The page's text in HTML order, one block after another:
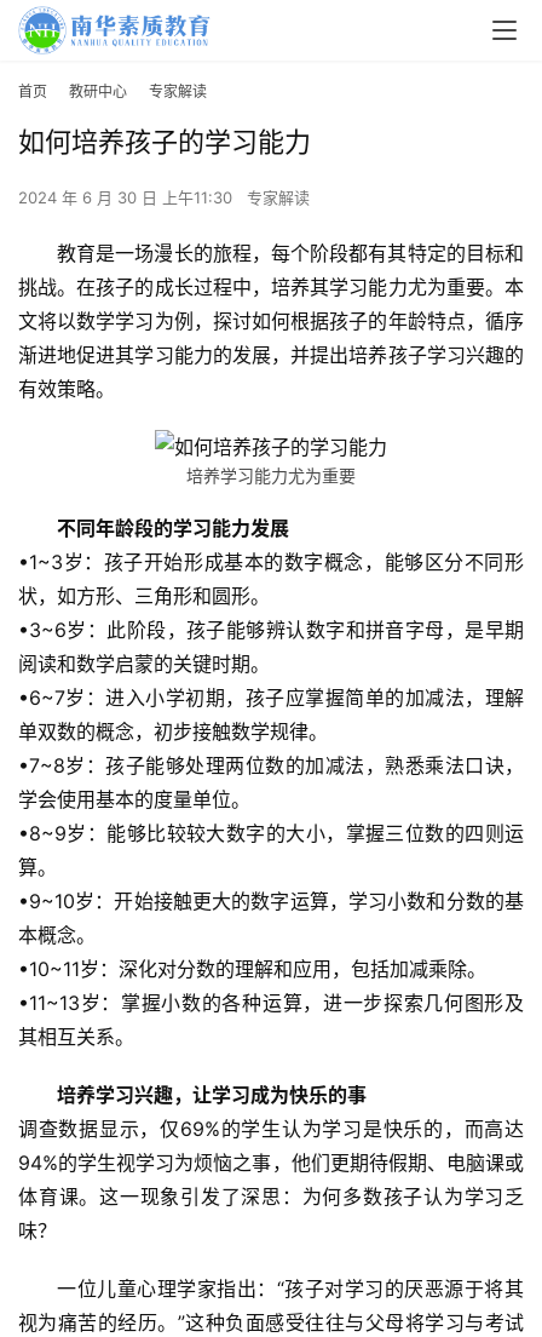
关
于
首页 教研中心 专家解读
如何培养孩子的学习能力
2024 年 6 月 30 日 上午11:30 专家解读
教育是一场漫长的旅程，每个阶段都有其特定的目标和
挑战。在孩子的成长过程中，培养其学习能力尤为重要。本
文将以数学学习为例，探讨如何根据孩子的年龄特点，循序
渐进地促进其学习能力的发展，并提出培养孩子学习兴趣的
有效策略。
培养学习能力尤为重要
不同年龄段的学习能力发展
•1~3岁：孩子开始形成基本的数字概念，能够区分不同形
状，如方形、三角形和圆形。
•3~6岁：此阶段，孩子能够辨认数字和拼音字母，是早期
阅读和数学启蒙的关键时期。
•6~7岁：进入小学初期，孩子应掌握简单的加减法，理解
单双数的概念，初步接触数学规律。
•7~8岁：孩子能够处理两位数的加减法，熟悉乘法口诀，
学会使用基本的度量单位。
•8~9岁：能够比较较大数字的大小，掌握三位数的四则运
算。
•9~10岁：开始接触更大的数字运算，学习小数和分数的基
本概念。
•10~11岁：深化对分数的理解和应用，包括加减乘除。
•11~13岁：掌握小数的各种运算，进一步探索几何图形及
其相互关系。
培养学习兴趣，让学习成为快乐的事
调查数据显示，仅69%的学生认为学习是快乐的，而高达
94%的学生视学习为烦恼之事，他们更期待假期、电脑课或
体育课。这一现象引发了深思：为何多数孩子认为学习乏
味？
一位儿童心理学家指出：“孩子对学习的厌恶源于将其
视为痛苦的经历。”这种负面感受往往与父母将学习与考试